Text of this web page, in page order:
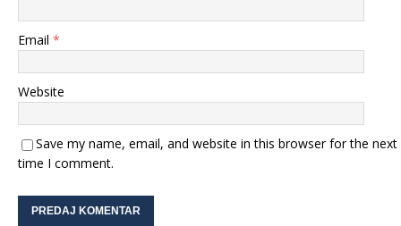
Email *
Website
Save my name, email, and website in this browser for the next
time I comment.